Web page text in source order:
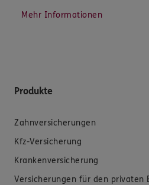
Mehr Informationen
Produkte
Zahnversicherungen
Kfz-Versicherung
Krankenversicherung
Versicherungen für den privaten